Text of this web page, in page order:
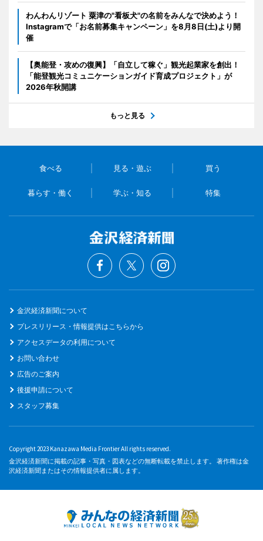
わんわんリゾート 粟津の"看板犬"の名前をみんなで決めよう！
Instagramで「お名前募集キャンペーン」を8月8日(土)より開
催
【奥能登・攻めの復興】「自立して稼ぐ」観光起業家を創出！
「能登観光コミュニケーションガイド育成プロジェクト」が
2026年秋開講
もっと見る
食べる 見る・遊ぶ 買う
暮らす・働く 学ぶ・知る 特集
金沢経済新聞について
プレスリリース・情報提供はこちらから
アクセスデータの利用について
お問い合わせ
広告のご案内
後援申請について
スタッフ募集
Copyright 2023 Kanazawa Media Frontier All rights reserved.
金沢経済新聞に掲載の記事・写真・図表などの無断転載を禁止します。 著作権は金
沢経済新聞またはその情報提供者に属します。